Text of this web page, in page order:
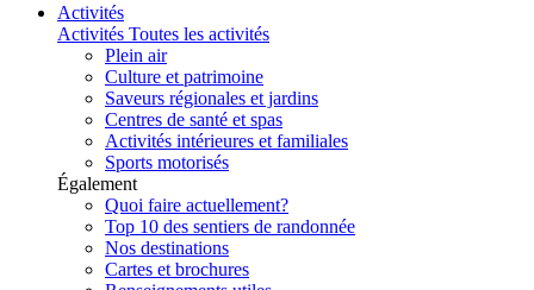
Activités
Activités Toutes les activités
Plein air
Culture et patrimoine
Saveurs régionales et jardins
Centres de santé et spas
Activités intérieures et familiales
Sports motorisés
Également
Quoi faire actuellement?
Top 10 des sentiers de randonnée
Nos destinations
Cartes et brochures